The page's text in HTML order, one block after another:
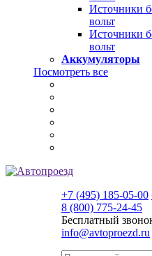
Источники
вольт
Источники
вольт
Аккумуляторы
Посмотреть все
+7 (495) 185-05-00
8 (800) 775-24-45
Бесплатный
info@avtoproezd.ru